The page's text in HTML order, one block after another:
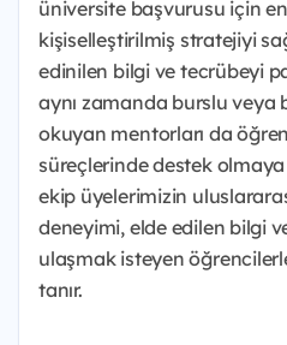
üniversite başvurusu için
kişiselleştirilmiş stratejiyi
edinilen bilgi ve tecrübeyi
aynı zamanda burslu veya
okuyan mentorları da
süreçlerinde destek
ekip üyelerimizin
deneyimi, elde edilen bilgi
ulaşmak isteyen
tanır.